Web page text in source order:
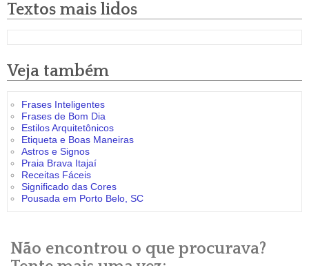
Textos mais lidos
Veja também
Frases Inteligentes
Frases de Bom Dia
Estilos Arquitetônicos
Etiqueta e Boas Maneiras
Astros e Signos
Praia Brava Itajaí
Receitas Fáceis
Significado das Cores
Pousada em Porto Belo, SC
Não encontrou o que procurava?